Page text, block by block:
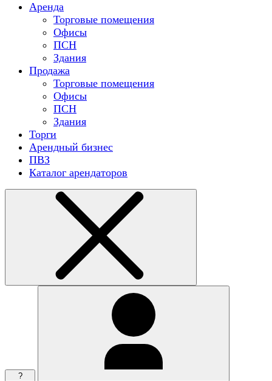
Аренда
Торговые помещения
Офисы
ПСН
Здания
Продажа
Торговые помещения
Офисы
ПСН
Здания
Торги
Арендный бизнес
ПВЗ
Каталог арендаторов
?